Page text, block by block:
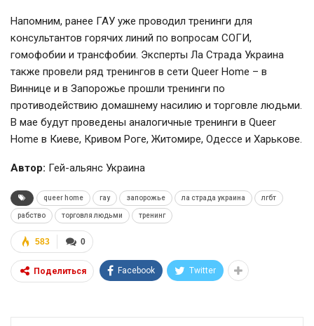
Напомним, ранее ГАУ уже проводил тренинги для
консультантов горячих линий по вопросам СОГИ,
гомофобии и трансфобии. Эксперты Ла Страда Украина
также провели ряд тренингов в сети Queer Home – в
Виннице и в Запорожье прошли тренинги по
противодействию домашнему насилию и торговле людьми.
В мае будут проведены аналогичные тренинги в Queer
Home в Киеве, Кривом Роге, Житомире, Одессе и Харькове.
Автор: Гей-альянс Украина
queer home гау запорожье ла страда украина лгбт
рабство торговля людьми тренинг
0
583
Поделиться Facebook Twitter